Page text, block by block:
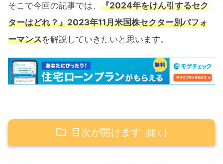
そこで今回の記事では、 『2024年をけん引するセク
ターはどれ？』2023年11月米国株セクター別パフォ
ーマンスを解説していきたいと思います。
目次が開けます